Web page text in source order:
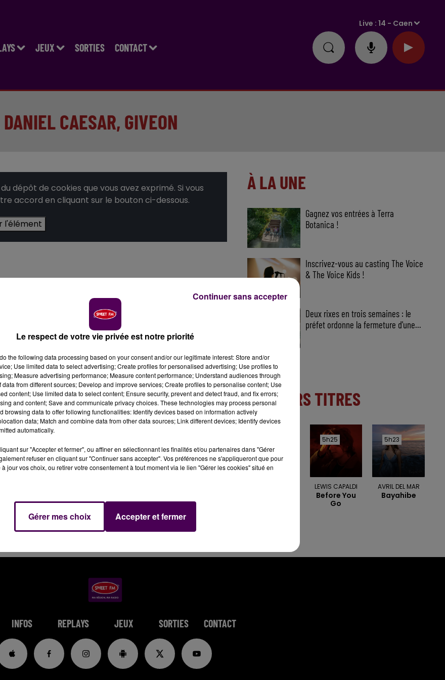
JEUX SORTIES CONTACT
Live :14 - Caen
CAESAR, GIVEON
dépôt de cookies que vous avez exprimé. Si vous
accord en cliquant sur le bouton ci-dessous.
l'élément
À LA UNE
Gagnez vos entrées à Terra
Botanica !
Inscrivez-vous au casting The Voice
& The Voice Kids !
Deux rixes en trois semaines : le
préfet ordonne la fermeture d'une...
DERNIERS TITRES
5h25
5h25
LEWIS CAPALDI
Before You
Go
5h23
5h23
AVRIL DEL MAR
Bayahibe
INFOS REPLAYS JEUX SORTIES CONTACT
Le respect de votre vie privée est notre priorité
do the following data processing based on your consent and/or our legitimate interest: Store and/or
Use limited data to select advertising; Create profiles for personalised advertising; Use profiles to
Measure advertising performance; Measure content performance; Understand audiences through
from different sources; Develop and improve services; Create profiles to personalise content; Use
content; Use limited data to select content; Ensure security, prevent and detect fraud, and fix errors;
and content; Save and communicate privacy choices. These technologies may process personal
browsing data to offer following functionalities: Identify devices based on information actively
data; Match and combine data from other data sources; Link different devices; Identify devices
automatically.
sur "Accepter et fermer", ou affiner en sélectionnant les finalités et/ou partenaires dans "Gérer
refuser en cliquant sur "Continuer sans accepter". Vos préférences ne s'appliqueront que pour
jour vos choix, ou retirer votre consentement à tout moment via le lien "Gérer les cookies" situé en
Gérer mes choix Accepter et fermer
Continuer sans accepter